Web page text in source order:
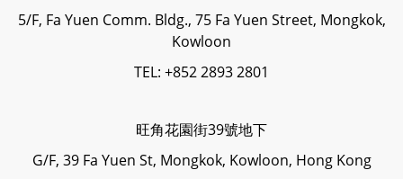
5/F, Fa Yuen Comm. Bldg., 75 Fa Yuen Street, Mongkok,
Kowloon
TEL: +852 2893 2801
旺角花園街39號地下
G/F, 39 Fa Yuen St, Mongkok, Kowloon, Hong Kong